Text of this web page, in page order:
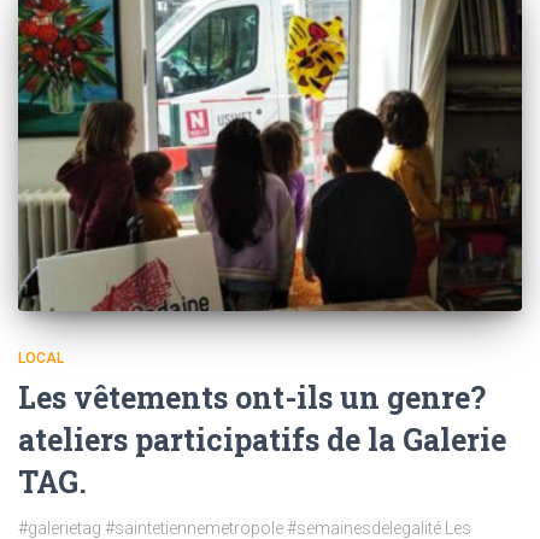
LOCAL
Les vêtements ont-ils un genre?
ateliers participatifs de la Galerie
TAG.
#galerietag #saintetiennemetropole #semainesdelegalité Les